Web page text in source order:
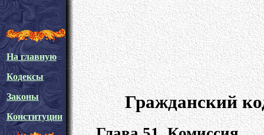
На главную
Кодексы
Законы
Конституции
Гражданский